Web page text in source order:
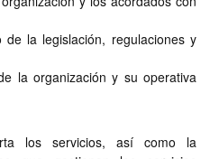
de la legislación, regulaciones y
la organización y su operativa
los servicios, así como la